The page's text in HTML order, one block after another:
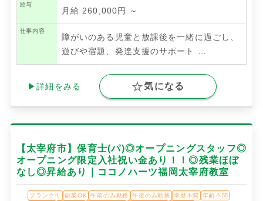
給与
月給 260,000円 ～
仕事内容
障がいのある児童と放課後を一緒に過ごし、
遊びや宿題、発達支援のサポート
▶詳細をみる 気になる
【太宰府市】保育士(パ)◎オープニングスタッフ◎
オープニング限定入社祝い金あり！！◎残業ほぼ
なし◎昇給あり｜ココノハーツ福岡太宰府教室
ブランク可 副業OK 午前のみ勤務 午後のみ勤務 学歴不問
年齢不問